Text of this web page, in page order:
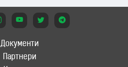
Документи
Партнери